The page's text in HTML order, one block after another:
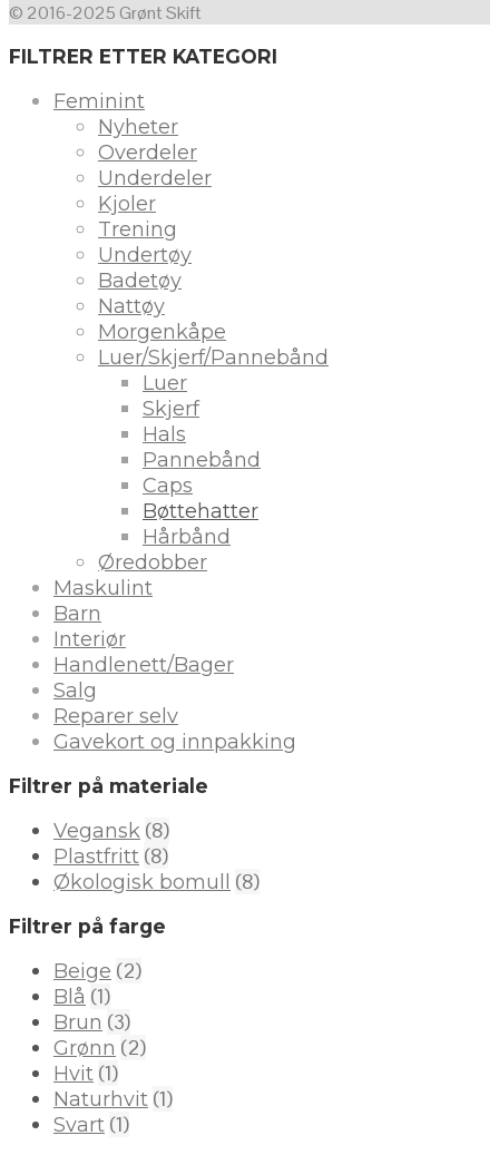
© 2016-2025 Grønt Skift
FILTRER ETTER KATEGORI
Feminint
Nyheter
Overdeler
Underdeler
Kjoler
Trening
Undertøy
Badetøy
Nattøy
Morgenkåpe
Luer/Skjerf/Pannebånd
Luer
Skjerf
Hals
Pannebånd
Caps
Bøttehatter
Hårbånd
Øredobber
Maskulint
Barn
Interiør
Handlenett/Bager
Salg
Reparer selv
Gavekort og innpakking
Filtrer på materiale
Vegansk (8)
Plastfritt (8)
Økologisk bomull (8)
Filtrer på farge
Beige (2)
Blå (1)
Brun (3)
Grønn (2)
Hvit (1)
Naturhvit (1)
Svart (1)